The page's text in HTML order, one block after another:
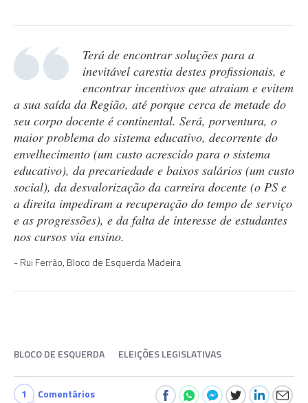
Terá de encontrar soluções para a
inevitável carestia destes profissionais, e
encontrar incentivos que atraiam e evitem
a sua saída da Região, até porque cerca de metade do
seu corpo docente é continental. Será, porventura, o
maior problema do sistema educativo, decorrente do
envelhecimento (um custo acrescido para o sistema
educativo), da precariedade e baixos salários (um custo
social), da desvalorização da carreira docente (o PS e
a direita impediram a recuperação do tempo de serviço
e as progressões), e da falta de interesse de estudantes
nos cursos via ensino.
Rui Ferrão, Bloco de Esquerda Madeira
BLOCO DE ESQUERDA ELEIÇÕES LEGISLATIVAS
1 Comentários